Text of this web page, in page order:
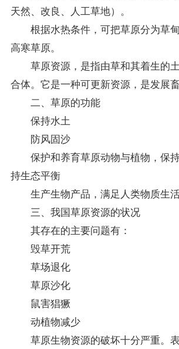
天然、改良、人工草地）。
根据水热条件，可把草原分为草甸
高寒草原。
草原资源，是指由草和其着生的
合体。它是一种可更新资源，是发展畜
二、草原的功能
保持水土
防风固沙
保护和养育草原动物与植物，保
持生态平衡
生产生物产品，满足人类物质生
三、我国草原资源的状况
其存在的主要问题有：
毁草开荒
草场退化
草原沙化
鼠害猖獗
动植物减少
草原生物资源的破坏十分严重。表